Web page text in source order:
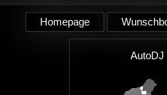
Homepage
AutoDJ